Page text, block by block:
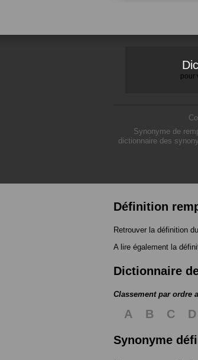
pour
Synonyme de
dictionnaire des
Définition
Retrouver la définition
A lire également la
Dictionnaire
Classement par ordre
A B C D
Synonyme